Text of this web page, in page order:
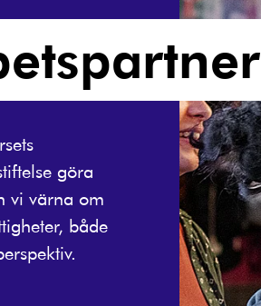
göra
vi värna om
både